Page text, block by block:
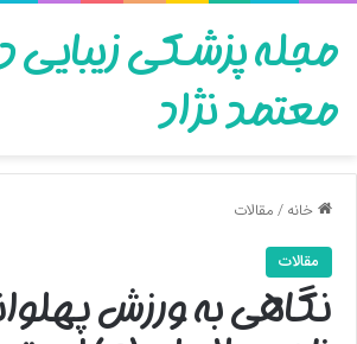
مجله پزشکی زیبایی
معتمد نژاد
خانه/مقالات
مقالات
نگاهی به ورزش